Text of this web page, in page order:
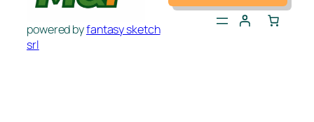
powered byfantasy sketch
srl